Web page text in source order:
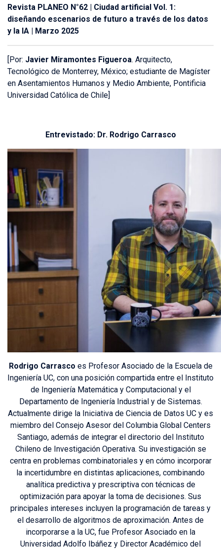
Revista PLANEO N°62 | Ciudad artificial Vol. 1:
diseñando escenarios de futuro a través de los datos
y la IA | Marzo 2025
[Por: Javier Miramontes Figueroa. Arquitecto,
Tecnológico de Monterrey, México; estudiante de Magíster
en Asentamientos Humanos y Medio Ambiente, Pontificia
Universidad Católica de Chile]
Entrevistado: Dr. Rodrigo Carrasco
Rodrigo Carrasco es Profesor Asociado de la Escuela de
Ingeniería UC, con una posición compartida entre el Instituto
de Ingeniería Matemática y Computacional y el
Departamento de Ingeniería Industrial y de Sistemas.
Actualmente dirige la Iniciativa de Ciencia de Datos UC y es
miembro del Consejo Asesor del Columbia Global Centers
Santiago, además de integrar el directorio del Instituto
Chileno de Investigación Operativa. Su investigación se
centra en problemas combinatoriales y en cómo incorporar
la incertidumbre en distintas aplicaciones, combinando
analítica predictiva y prescriptiva con técnicas de
optimización para apoyar la toma de decisiones. Sus
principales intereses incluyen la programación de tareas y
el desarrollo de algoritmos de aproximación. Antes de
incorporarse a la UC, fue Profesor Asociado en la
Universidad Adolfo Ibáñez y Director Académico del